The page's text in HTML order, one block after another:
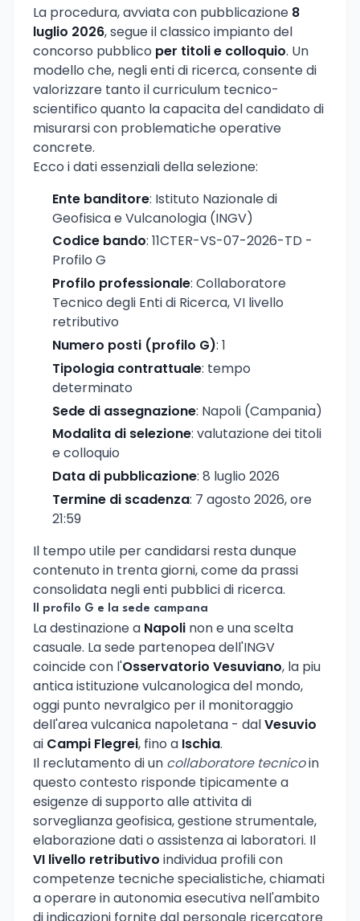
La procedura, avviata con pubblicazione 8
luglio 2026, segue il classico impianto del
concorso pubblico per titoli e colloquio. Un
modello che, negli enti di ricerca, consente di
valorizzare tanto il curriculum tecnico-
scientifico quanto la capacita del candidato di
misurarsi con problematiche operative
concrete.
Ecco i dati essenziali della selezione:
Ente banditore: Istituto Nazionale di
Geofisica e Vulcanologia (INGV)
Codice bando: 11CTER-VS-07-2026-TD -
Profilo G
Profilo professionale: Collaboratore
Tecnico degli Enti di Ricerca, VI livello
retributivo
Numero posti (profilo G): 1
Tipologia contrattuale: tempo
determinato
Sede di assegnazione: Napoli (Campania)
Modalita di selezione: valutazione dei titoli
e colloquio
Data di pubblicazione: 8 luglio 2026
Termine di scadenza: 7 agosto 2026, ore
21:59
Il tempo utile per candidarsi resta dunque
contenuto in trenta giorni, come da prassi
consolidata negli enti pubblici di ricerca.
Il profilo G e la sede campana
La destinazione a Napoli non e una scelta
casuale. La sede partenopea dell'INGV
coincide con l'Osservatorio Vesuviano, la piu
antica istituzione vulcanologica del mondo,
oggi punto nevralgico per il monitoraggio
dell'area vulcanica napoletana - dalVesuvio
ai Campi Flegrei, fino a Ischia.
Il reclutamento di un collaboratore tecnicoin
questo contesto risponde tipicamente a
esigenze di supporto alle attivita di
sorveglianza geofisica, gestione strumentale,
elaborazione dati o assistenza ai laboratori. Il
VI livello retributivo individua profili con
competenze tecniche specialistiche, chiamati
a operare in autonomia esecutiva nell'ambito